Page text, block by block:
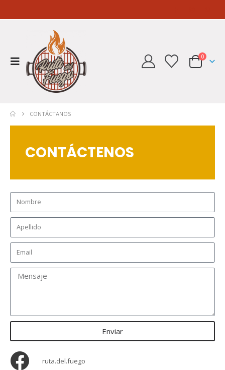
0
CONTÁCTANOS
CONTÁCTENOS
Enviar
ruta.del.fuego